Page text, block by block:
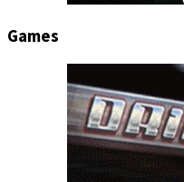
Games